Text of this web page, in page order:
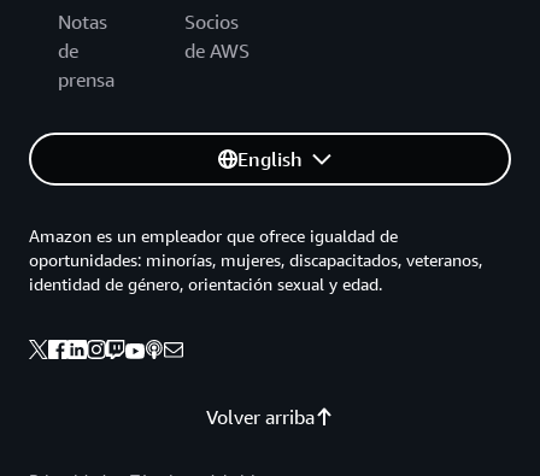
Notas
de
prensa
Socios
de AWS
English
Volver arriba
Amazon es un empleador que ofrece igualdad de
oportunidades: minorías, mujeres, discapacitados, veteranos,
identidad de género, orientación sexual y edad.